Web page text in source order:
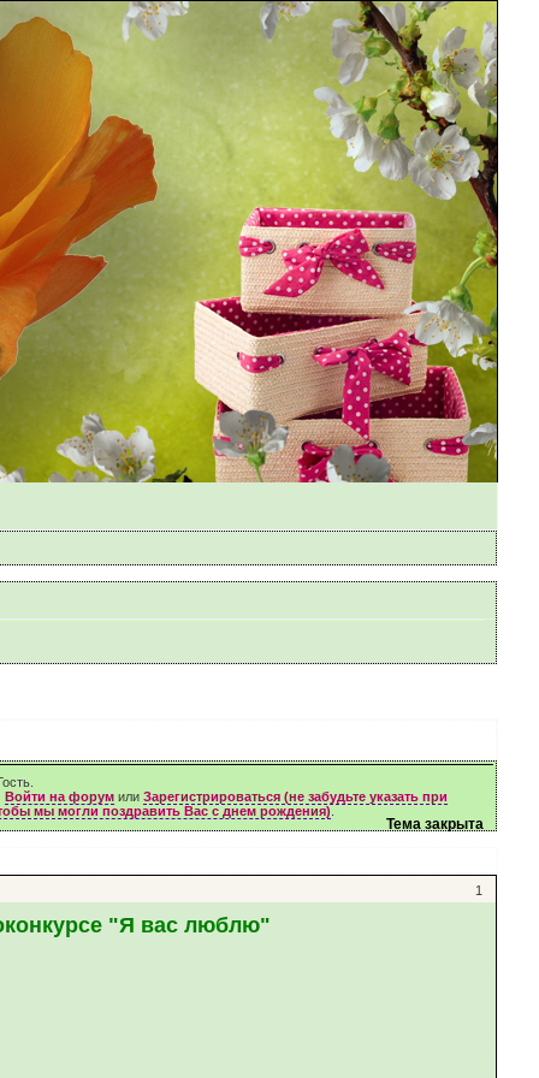
Войти на форумили Зарегистрироваться (не забудьте указать при
мы могли поздравить Вас с днем рождения)
Тема закрыта
1
"Я вас люблю"